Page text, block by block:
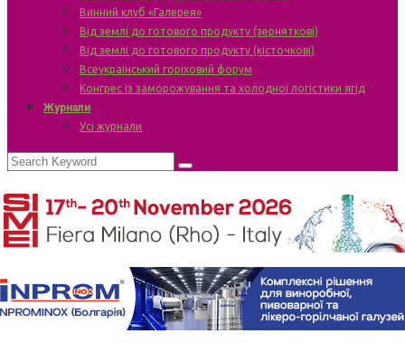
Винний клуб «Галерея»
Від землі до готового продукту (зерняткові)
Від землі до готового продукту (кісточкові)
Всеукраїнський горіховий форум
Конгрес із заморожування та холодної логістики ягід
Журнали
Усі журнали